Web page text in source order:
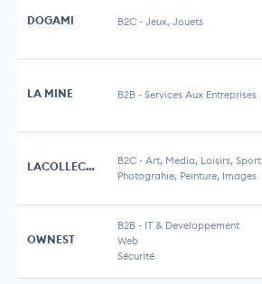
DOGAMI B2C - Jeux, Jouets
LA MINE B2B - Services Aux Entreprises
LACOLLECTION B2C - Art, Media, Loisirs, Sport
Photograhie, Peinture, Images
OWNEST
B2B - IT & Developpement
Web
Sécurité